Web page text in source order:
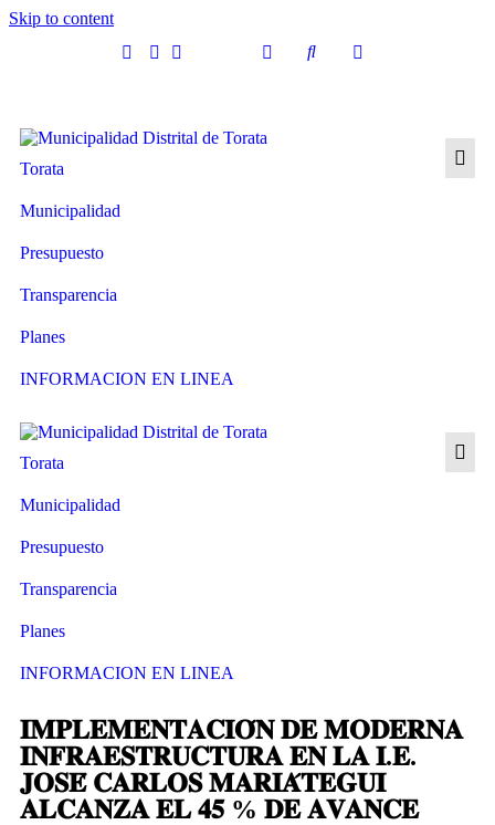
Skip to content
Torata
Municipalidad
Presupuesto
Transparencia
Planes
INFORMACION EN LINEA
Torata
Municipalidad
Presupuesto
Transparencia
Planes
INFORMACION EN LINEA
𝐈𝐌𝐏𝐋𝐄𝐌𝐄𝐍𝐓𝐀𝐂𝐈𝐎́𝐍 𝐃𝐄 𝐌𝐎𝐃𝐄𝐑𝐍𝐀
𝐈𝐍𝐅𝐑𝐀𝐄𝐒𝐓𝐑𝐔𝐂𝐓𝐔𝐑𝐀 𝐄𝐍 𝐋𝐀 𝐈.𝐄.
𝐉𝐎𝐒𝐄́ 𝐂𝐀𝐑𝐋𝐎𝐒 𝐌𝐀𝐑𝐈𝐀́𝐓𝐄𝐆𝐔𝐈
𝐀𝐋𝐂𝐀𝐍𝐙𝐀 𝐄𝐋 𝟒𝟓 % 𝐃𝐄 𝐀𝐕𝐀𝐍𝐂𝐄